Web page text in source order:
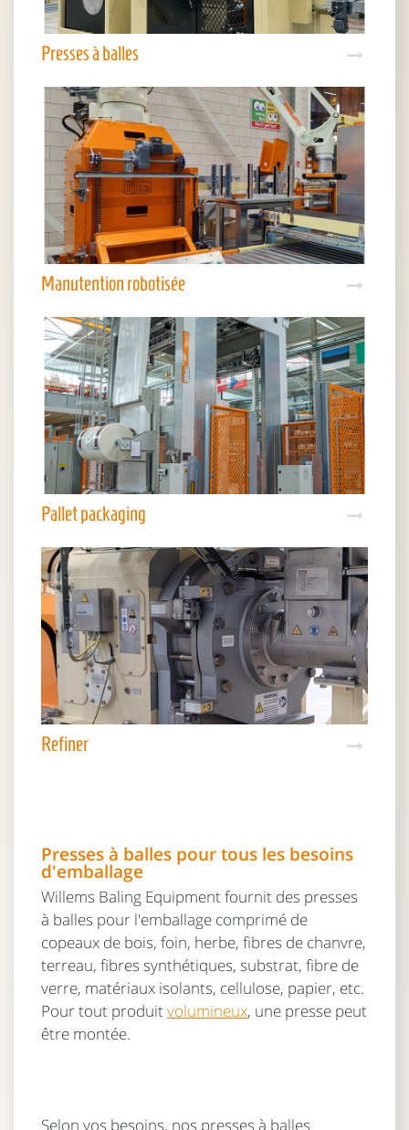
Presses à balles
Manutention robotisée
Pallet packaging
Refiner
Presses à balles pour tous les besoins
d'emballage
Willems Baling Equipment fournit des presses
à balles pour l'emballage comprimé de
copeaux de bois, foin, herbe, fibres de chanvre,
terreau, fibres synthétiques, substrat, fibre de
verre, matériaux isolants, cellulose, papier, etc.
Pour tout produitvolumineux, une presse peut
être montée.
Selon vos besoins, nos presses à balles